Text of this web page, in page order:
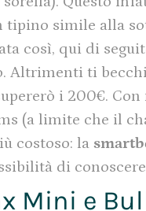
simile alla
così, qui di
Altrimenti ti
i 200€. Con
(a limite che il
costoso: la
di
Mini e